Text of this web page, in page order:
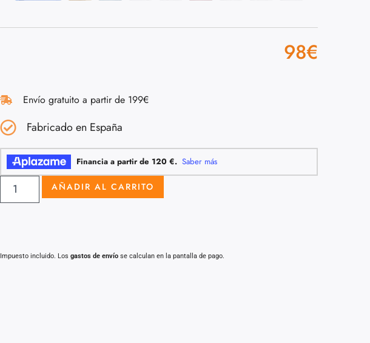
98€
Envío gratuito a partir de 199€
Fabricado en España
AÑADIR AL CARRITO
Impuesto incluido. Los gastos de envío se calculan en la pantalla de pago.